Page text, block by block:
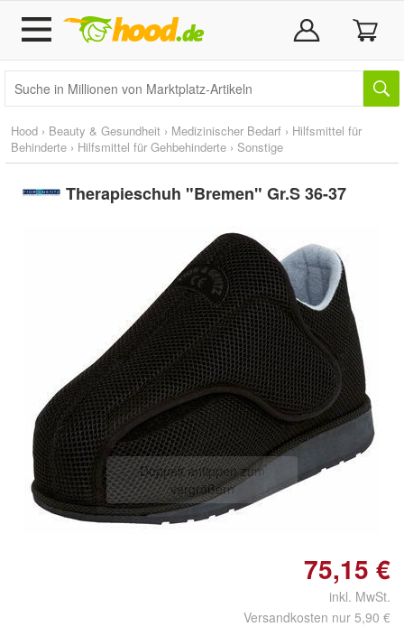
Hood › Beauty & Gesundheit › Medizinischer Bedarf › Hilfsmittel für
Behinderte › Hilfsmittel für Gehbehinderte › Sonstige
Therapieschuh "Bremen" Gr.S 36-37
Doppelt antippen zum
vergrößern
75,15 €
inkl. MwSt.
Versandkosten nur 5,90 €